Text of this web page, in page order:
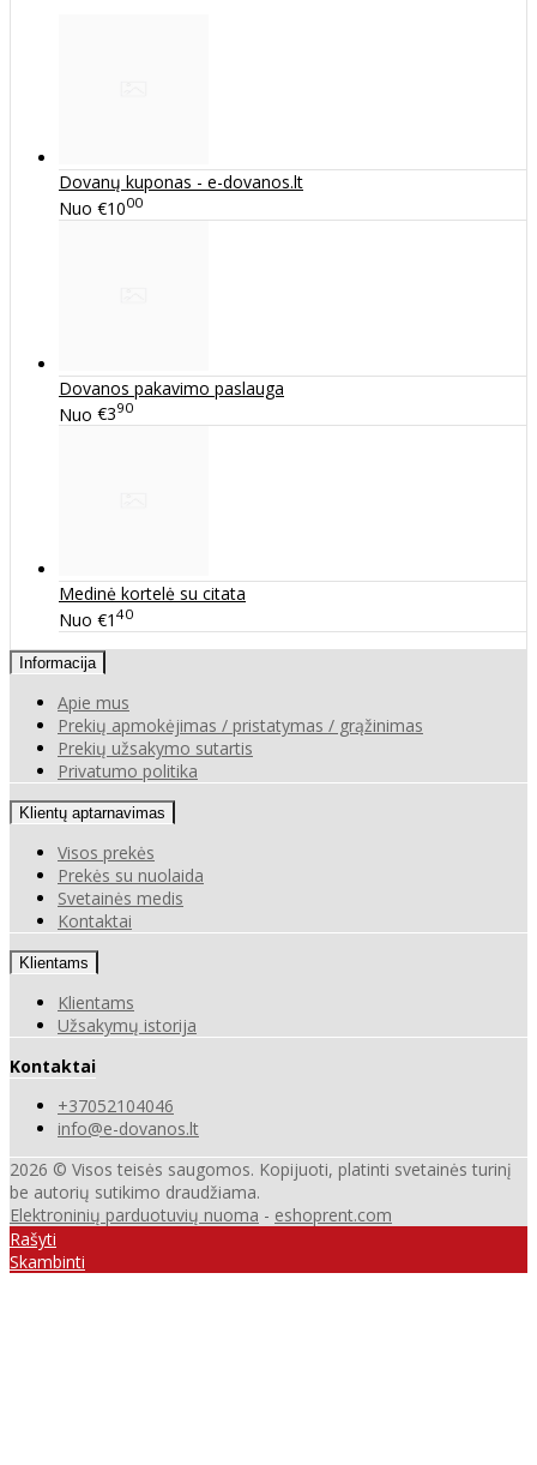
Dovanų kuponas - e-dovanos.lt
Nuo €1000
Dovanos pakavimo paslauga
Nuo €390
Medinė kortelė su citata
Nuo €1 40
Informacija
Apie mus
Prekių apmokėjimas / pristatymas / grąžinimas
Prekių užsakymo sutartis
Privatumo politika
Klientų aptarnavimas
Visos prekės
Prekės su nuolaida
Svetainės medis
Kontaktai
Klientams
Klientams
Užsakymų istorija
Kontaktai
+37052104046
info@e-dovanos.lt
2026 © Visos teisės saugomos. Kopijuoti, platinti svetainės turinį
be autorių sutikimo draudžiama.
Elektroninių parduotuvių nuoma - eshoprent.com
Rašyti
Skambinti